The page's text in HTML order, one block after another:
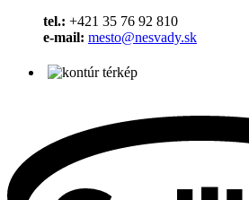
tel.: +421 35 76 92 810
e-mail: mesto@nesvady.sk